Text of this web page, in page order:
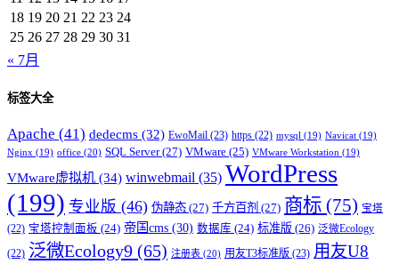
18 19 20 21 22 23 24
25 26 27 28 29 30 31
« 7月
标签大全
Apache (41) dedecms (32) EwoMail (23) https (22) mysql (19) Navicat (19)
Nginx (19) office (20) SQL Server(27) VMware (25) VMware Workstation (19)
VMware虚拟机 (34) winwebmail (35) WordPress
(199) 专业版 (46) 伪静态 (27) 千方百剂 (27) 商标 (75) 宝塔
(22) 宝塔控制面板 (24) 帝国cms (30) 数据库 (24) 标准版 (26) 泛微Ecology
(22) 泛微Ecology9 (65) 注册表 (20) 用友T3标准版 (23) 用友U8